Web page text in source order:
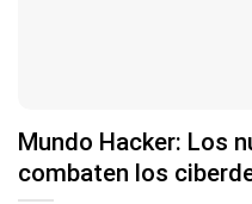
Mundo Hacker: Los
combaten los